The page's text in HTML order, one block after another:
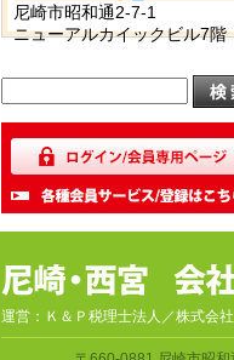
尼崎市昭和通2-7-1
ニューアルカイックビル7階
運営：Ｋ＆Ｐ税理士法人／株式会